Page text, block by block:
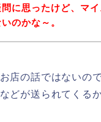
に思ったけど、マ
のかな～。
店の話ではないの
どが送られてくるか